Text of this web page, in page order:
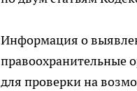
Информация о
правоохранительные
для проверки на